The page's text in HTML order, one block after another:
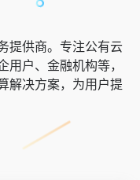
提供商。专注公有云
户、金融机构等，
解决方案，为用户提